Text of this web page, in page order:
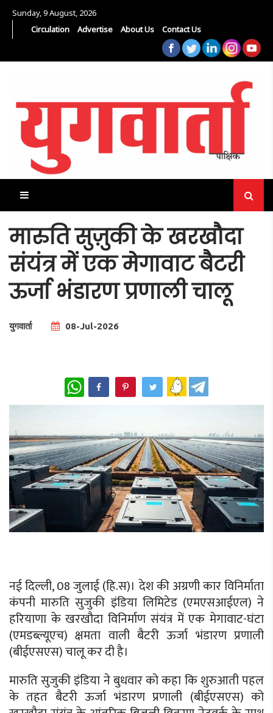
Sunday, 9 August, 2026
Circulation
Advertise About Us Contact Us
मारुति सुज़ुकी के खरखौदा
संयंत्र में एक मेगावाट बैटरी
ऊर्जा भंडारण प्रणाली चालू
युगवार्ता 08-Jul-2026
WhatsApp
नई दिल्ली, 08 जुलाई (हि.स)। देश की अग्रणी कार विनिर्माता
कंपनी मारुति सुजुकी इंडिया लिमिटेड (एमएसआईएल) ने
हरियाणा के खरखौदा विनिर्माण संयंत्र में एक मेगावाट-घंटा
(एमडब्ल्यूएच) क्षमता वाली बैटरी ऊर्जा भंडारण प्रणाली
(बीईएसएस) चालू कर दी है।
मारुति सुजुकी इंडिया ने बुधवार को कहा कि शुरुआती पहल
के तहत बैटरी ऊर्जा भंडारण प्रणाली (बीईएसएस) को